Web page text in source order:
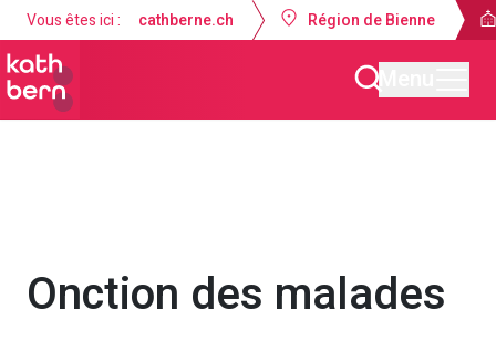
Vous êtes ici : cathberne.ch Région de Bienne
Onction des malades